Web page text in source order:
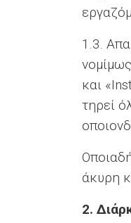
1.3.
και
τηρεί
άκυρη
2.